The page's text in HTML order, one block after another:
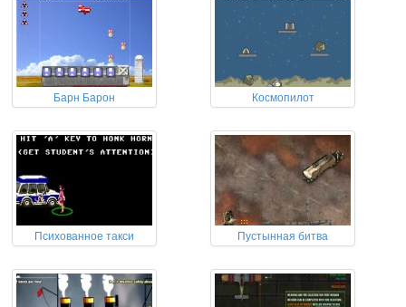
Барн Барон Космопилот
Психованное такси Пустынная битва